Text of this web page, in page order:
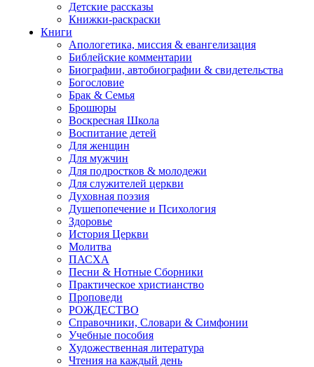
Детские рассказы
Книжки-раскраски
Книги
Апологетика, миссия & евангелизация
Библейские комментарии
Биографии, автобиографии & свидетельства
Богословие
Брак & Семья
Брошюры
Воскресная Школа
Воспитание детей
Для женщин
Для мужчин
Для подростков & молодежи
Для служителей церкви
Духовная поэзия
Душепопечение и Психология
Здоровье
История Церкви
Молитва
ПАСХА
Песни & Нотные Сборники
Практическое христианство
Проповеди
РОЖДЕСТВО
Справочники, Словари & Симфонии
Учебные пособия
Художественная литература
Чтения на каждый день